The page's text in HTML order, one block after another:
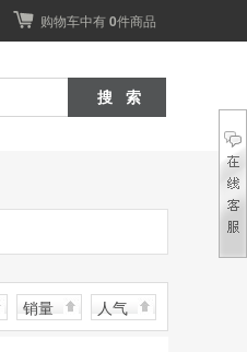
购物车中有0件商品
销量 人气